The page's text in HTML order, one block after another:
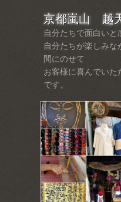
京都嵐山 越
自分たちで面白いと
自分たちが楽しみ
間にのせて
お客様に喜んでいた
です。